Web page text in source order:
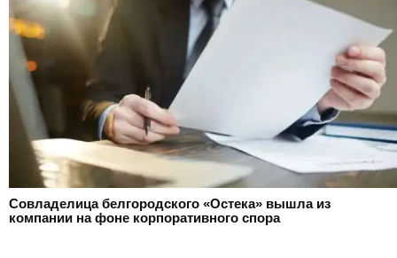
Совладелица белгородского «Остека» вышла из
компании на фоне корпоративного спора